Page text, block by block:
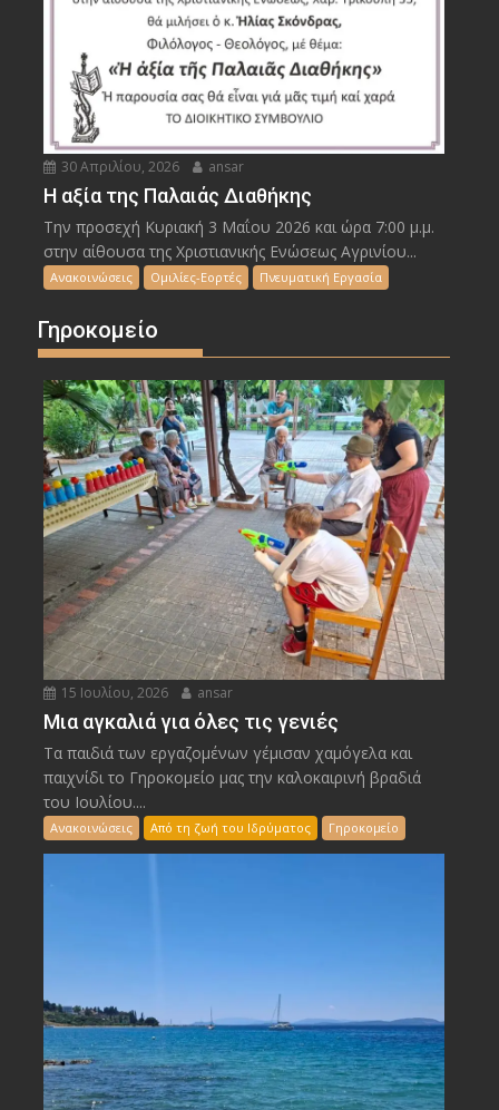
30 Απριλίου, 2026 ansar
Η αξία της Παλαιάς Διαθήκης
Την προσεχή Κυριακή 3 Μαΐου 2026 και ώρα 7:00 μ.μ.
στην αίθουσα της Χριστιανικής Ενώσεως Αγρινίου...
Ανακοινώσεις Ομιλίες-Εορτές Πνευματική Εργασία
Γηροκομείο
15 Ιουλίου, 2026 ansar
Μια αγκαλιά για όλες τις γενιές
Τα παιδιά των εργαζομένων γέμισαν χαμόγελα και
παιχνίδι το Γηροκομείο μας την καλοκαιρινή βραδιά
του Ιουλίου....
Ανακοινώσεις Από τη ζωή του Ιδρύματος Γηροκομείο